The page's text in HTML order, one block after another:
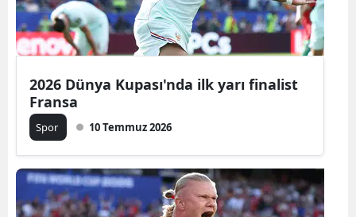
Tekirdağ
Tokat
Trabzon
Uşak
Van
2026 Dünya Kupası'nda ilk yarı finalist
Fransa
Spor 10 Temmuz 2026